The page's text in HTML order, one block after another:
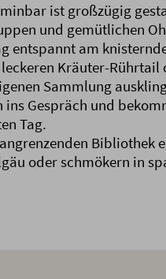
ist großzügig
und gemütlichen
entspannt am
Kräuter-Rührtail
Sammlung
ins Gespräch und
Tag.
Bibliothek
oder schmökern in